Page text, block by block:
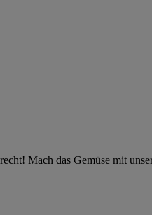
Mach das Gemüse mit